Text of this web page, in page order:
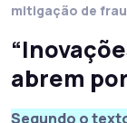
mitigação de
abrem
Segundo o